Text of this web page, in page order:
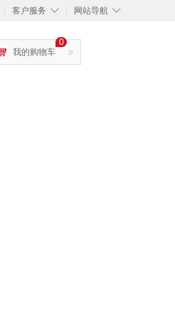
◇
客户服务 ◇
网站导航
>
0
我的购物车